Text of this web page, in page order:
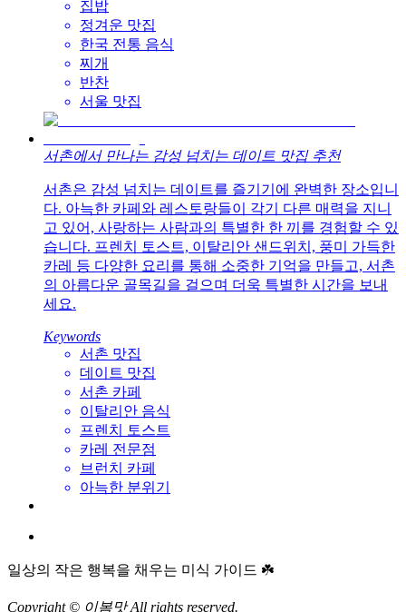
집밥
정겨운 맛집
한국 전통 음식
찌개
반찬
서울 맛집
서촌에서 만나는 감성 넘치는 데이트 맛집 추천
서촌은 감성 넘치는 데이트를 즐기기에 완벽한 장소입니
다. 아늑한 카페와 레스토랑들이 각기 다른 매력을 지니
고 있어, 사랑하는 사람과의 특별한 한 끼를 경험할 수 있
습니다. 프렌치 토스트, 이탈리안 샌드위치, 풍미 가득한
카레 등 다양한 요리를 통해 소중한 기억을 만들고, 서촌
의 아름다운 골목길을 걸으며 더욱 특별한 시간을 보내
세요.
Keywords
서촌 맛집
데이트 맛집
서촌 카페
이탈리안 음식
프렌치 토스트
카레 전문점
브런치 카페
아늑한 분위기
일상의 작은 행복을 채우는 미식 가이드 ☘️
Copyright © 이봄맛 All rights reserved.